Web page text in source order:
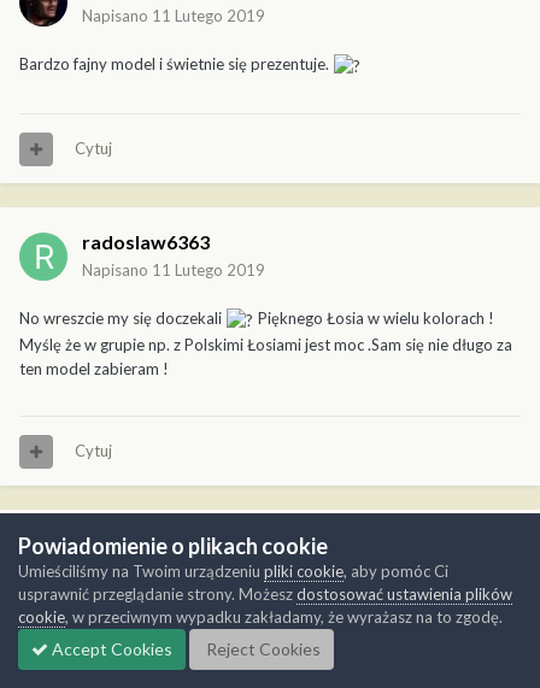
Napisano 11 Lutego 2019
Bardzo fajny model i świetnie się prezentuje.
Cytuj
radoslaw6363
Napisano 11 Lutego 2019
No wreszcie my się doczekali
Pięknego Łosia w wielu kolorach !
Myślę że w grupie np. z Polskimi Łosiami jest moc .Sam się nie długo za
ten model zabieram !
Cytuj
Xmen
Napisano11 Lutego 2019
Jeszcze jedno pytanie.Kolory na kokardy Mógłbyś podać?Będę robił
Rumuńskiego Hurricane z kokardami.Sorki za takie męczenie pytaniami.
Powiadomienie o plikach cookie
Umieściliśmy na Twoim urządzeniu pliki cookie, aby pomóc Ci
usprawnić przeglądanie strony. Możeszdostosować ustawienia plików
cookie, w przeciwnym wypadku zakładamy, że wyrażasz na to zgodę.
Accept Cookies Reject Cookies